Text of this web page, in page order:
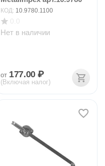
КОД: 10.9780.1100
Нет в наличии
от 177.00 ₽
(Включая налог)